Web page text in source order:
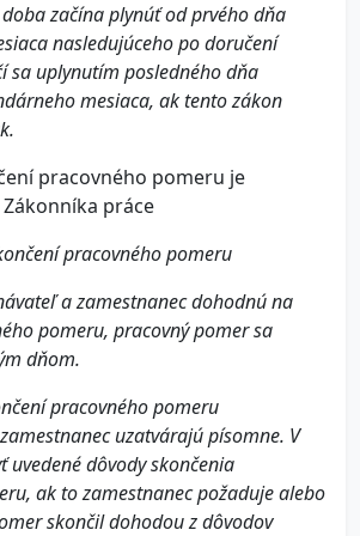
začína plynúť od prvého dňa
nasledujúceho po doručení
sa uplynutím posledného dňa
mesiaca, ak tento zákon
pracovného pomeru je
práce
pracovného pomeru
a zamestnanec dohodnú na
pomeru, pracovný pomer sa
dňom.
pracovného pomeru
uzatvárajú písomne. V
uvedené dôvody skončenia
ak to zamestnanec požaduje alebo
skončil dohodou z dôvodov